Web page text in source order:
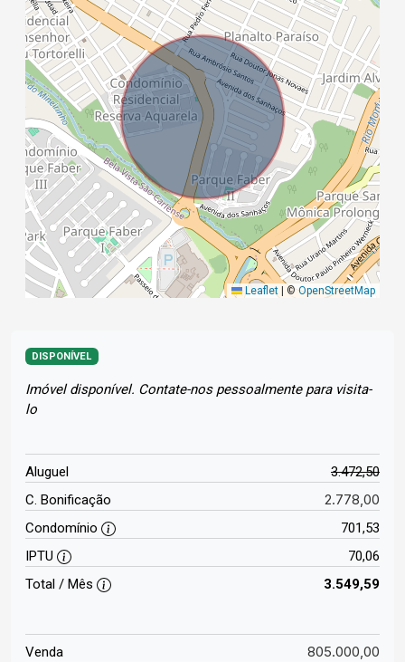
Leaflet ©OpenStreetMap
DISPONÍVEL
Imóvel disponível. Contate-nos pessoalmente para visita-
lo
Aluguel
3.472,50
C. Bonificação
2.778,00
Condomínio
701,53
IPTU
70,06
Total / Mês
3.549,59
Venda 805.000,00